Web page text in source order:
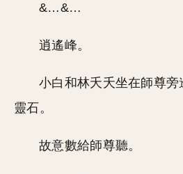
&…&…
逍遙峰。
小白和林夭夭坐在師尊
靈石。
故意數給師尊聽。